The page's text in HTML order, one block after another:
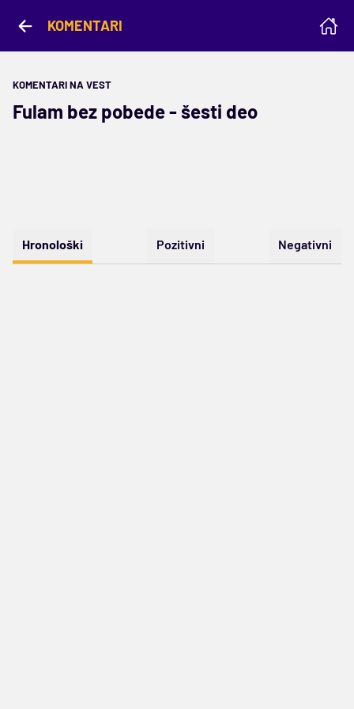
KOMENTARI
KOMENTARI NA VEST
Fulam bez pobede - šesti deo
Hronološki Pozitivni Negativni